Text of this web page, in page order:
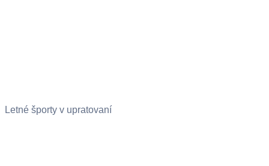
Letné športy v upratovaní